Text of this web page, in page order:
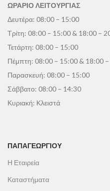
ΩΡΑΡΙΟ ΛΕΙΤΟΥΡΓΙΑΣ
Δευτέρα: 08:00 – 15:00
Τρίτη: 08:00 – 15:00 & 18:00 –
Τετάρτη: 08:00 – 15:00
Πέμπτη: 08:00 – 15:00 & 18:00
Παρασκευή: 08:00 – 15:00
Σάββατο: 08:00 – 14:30
Κυριακή: Κλειστά
ΠΑΠΑΓΕΩΡΓΊΟΥ
Η Εταιρεία
Καταστήματα